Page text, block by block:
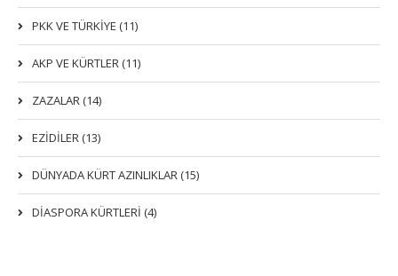
PKK VE TÜRKIYE (11)
AKP VE KÜRTLER (11)
ZAZALAR (14)
EZIDILER (13)
DÜNYADA KÜRT AZINLIKLAR (15)
DİASPORA KÜRTLERİ (4)